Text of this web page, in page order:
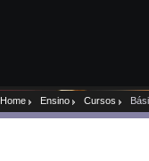
Home Ensino Cursos